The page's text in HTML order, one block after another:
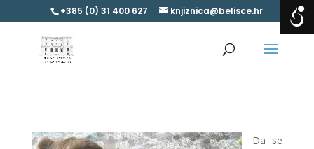
+385 (0) 31 400 627 knjiznica@belisce.hr
Da se